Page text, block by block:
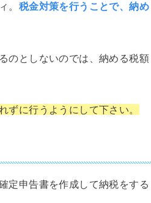
。 税金対策を行うことで、納め
のとしないのでは、納める税額
ずに行うようにして下さい。
定申告書を作成して納税をする